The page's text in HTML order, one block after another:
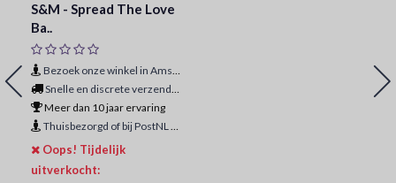
S&M - Spread The Love
Ba..
Bezoek onze winkel in Amsterdam
Snelle en discrete verzending
Meer dan 10 jaar ervaring
Thuisbezorgd of bij PostNL ophaalpunt
Oops! Tijdelijk
uitverkocht: